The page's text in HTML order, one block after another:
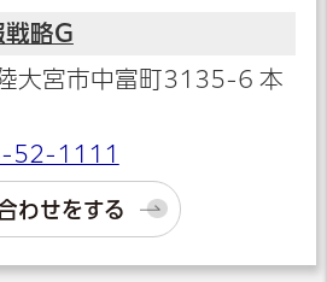
戦略G
大宮市中富町3135-6 本
52-1111
わせをする